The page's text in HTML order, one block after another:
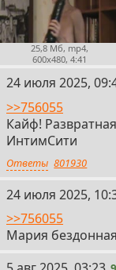
25,8 Мб, mp4,
600x480, 4:41
88
24 июля 2025,
>>756055
Кайф!
ИнтимСити
Ответы 801930
89
24 июля 2025,
>>756055
Мария